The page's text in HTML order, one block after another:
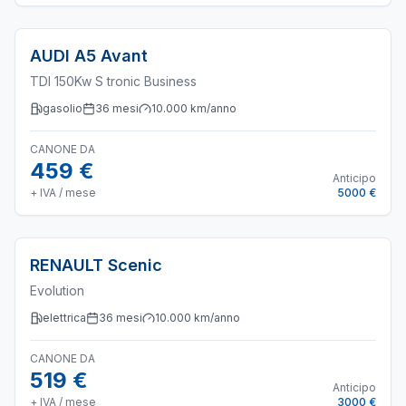
AUDI A5 Avant
TDI 150Kw S tronic Business
gasolio 36 mesi 10.000 km/anno
CANONE DA
459 €
+ IVA / mese
Anticipo
5000 €
RENAULT Scenic
Evolution
elettrica 36 mesi 10.000 km/anno
CANONE DA
519 €
+ IVA / mese
Anticipo
3000 €